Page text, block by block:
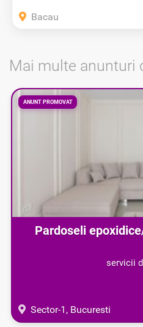
Bacau
Mai multe anunturi
ANUNT PROMOVAT
Pardoseli
servicii
Sector-1, Bucuresti